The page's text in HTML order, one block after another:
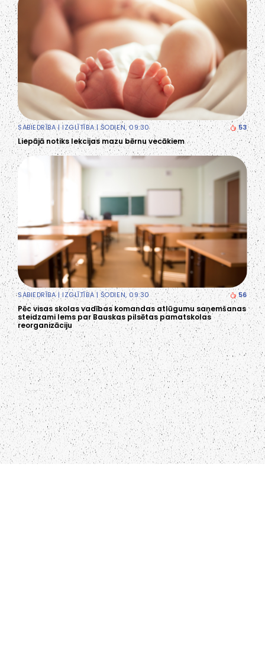
SABIEDRĪBA|IZGLĪTĪBA| ŠODIEN, 09:30 53
Liepājā notiks lekcijas mazu bērnu vecākiem
SABIEDRĪBA|IZGLĪTĪBA| ŠODIEN, 09:30 56
Pēc visas skolas vadības komandas atlūgumu saņemšanas
steidzami lems par Bauskas pilsētas pamatskolas
reorganizāciju